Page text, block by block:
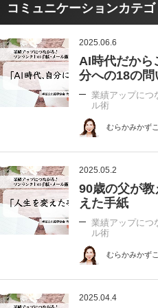
コミュニケーションカテ
2025.06.6
AI時代だから
分への18の問
業績アップにつ
ル術
むらかみかず
2025.05.2
90歳の父が
えた手紙
業績アップにつ
ル術
むらかみかず
2025.04.4